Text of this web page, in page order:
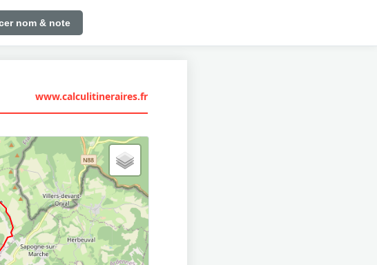
Effacer nom & note
www.calculitineraires.fr